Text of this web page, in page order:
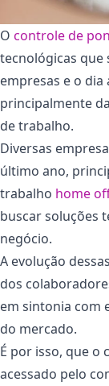
O controle de
tecnológicas que
empresas e o
principalmente
de trabalho.
Diversas
último ano,
trabalho home
buscar soluções
negócio.
A evolução
dos
em sintonia com
do mercado.
É por isso, que o
acessado pelo